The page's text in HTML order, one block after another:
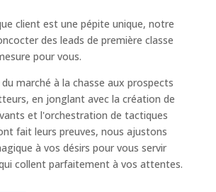
client est une pépite unique, notre
des leads de première classe
pour vous.
marché à la chasse aux prospects
en jonglant avec la création de
et l'orchestration de tactiques
fait leurs preuves, nous ajustons
à vos désirs pour vous servir
collent parfaitement à vos attentes.